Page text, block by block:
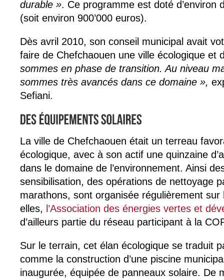
durable ». Ce programme est doté d’environ
(soit environ 900’000 euros).
Dès avril 2010, son conseil municipal avait
faire de Chefchaouen une ville écologique et
sommes en phase de transition. Au niveau
sommes très avancés dans ce domaine »,
Sefiani.
La ville de Chefchaouen était un terreau
écologique, avec à son actif une quinzaine
dans le domaine de l’environnement. Ainsi
sensibilisation, des opérations de nettoyage
marathons, sont organisée régulièrement sur
elles, l’Association des énergies vertes et
d’ailleurs partie du réseau participant à la
Sur le terrain, cet élan écologique se traduit
comme la construction d’une piscine
inaugurée, équipée de panneaux solaire. De